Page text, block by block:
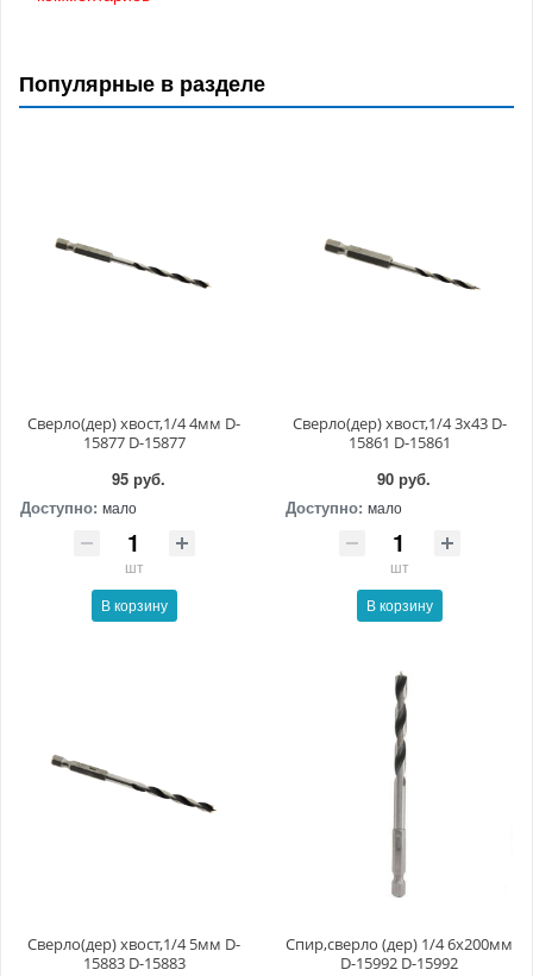
Популярные в разделе
Сверло(дер) хвост,1/4 4мм D-
15877 D-15877
95 руб.
Доступно: мало
шт
В корзину
Сверло(дер) хвост,1/4 3x43 D-
15861 D-15861
90 руб.
Доступно: мало
шт
В корзину
Сверло(дер) хвост,1/4 5мм D-
15883 D-15883
Спир,сверло (дер) 1/4 6x200мм
D-15992 D-15992